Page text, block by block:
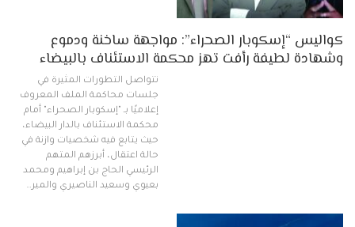
كواليس “إسكوبار الصحراء”: مواجهة ساخنة ودموع
وشهادة لطيفة رأفت تهز محكمة الاستئناف بالبيضاء
تتواصل التطورات المثيرة في
جلسات محاكمة الملف المعروف
إعلاميًا بـ "إسكوبار الصحراء" أمام
محكمة الاستئناف بالدار البيضاء،
حيث يتابع فيه شخصيات وازنة في
حالة اعتقال، أبرزهم المتهم
الرئيسي الحاج بن إبراهيم ومحمد
بعيوي وسعيد الناصيري والمير…